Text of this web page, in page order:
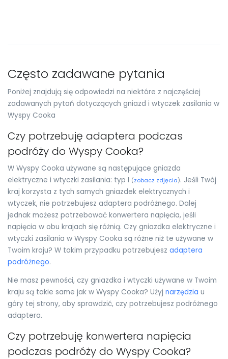
Często zadawane pytania
Poniżej znajdują się odpowiedzi na niektóre z najczęściej
zadawanych pytań dotyczących gniazd i wtyczek zasilania w
Wyspy Cooka
Czy potrzebuję adaptera podczas
podróży do Wyspy Cooka?
W Wyspy Cooka używane są następujące gniazda
elektryczne i wtyczki zasilania: typ I (zobacz zdjęcia). Jeśli Twój
kraj korzysta z tych samych gniazdek elektrycznych i
wtyczek, nie potrzebujesz adaptera podróżnego. Dalej
jednak możesz potrzebować konwertera napięcia, jeśli
napięcia w obu krajach się różnią. Czy gniazdka elektryczne i
wtyczki zasilania w Wyspy Cooka są różne niż te używane w
Twoim kraju? W takim przypadku potrzebujesz adaptera
podróżnego.
Nie masz pewności, czy gniazdka i wtyczki używane w Twoim
kraju są takie same jak w Wyspy Cooka? Użyj narzędzia u
góry tej strony, aby sprawdzić, czy potrzebujesz podróżnego
adaptera.
Czy potrzebuję konwertera napięcia
podczas podróży do Wyspy Cooka?